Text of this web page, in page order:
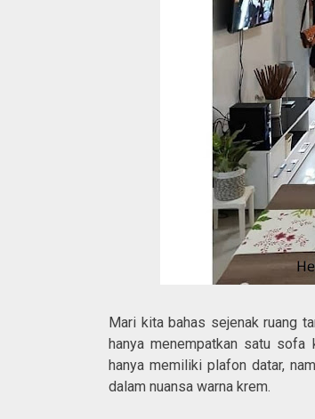
Mari kita bahas sejenak ruang
hanya menempatkan satu sofa
hanya memiliki plafon datar,
dalam nuansa warna krem.